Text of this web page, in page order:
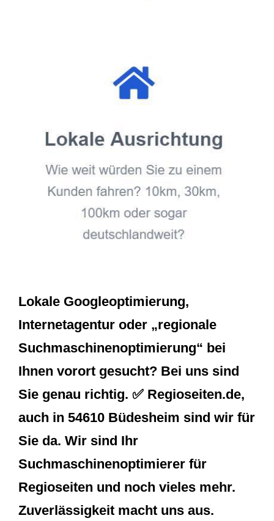
Lokale Googleoptimierung,
Internetagentur oder „regionale
Suchmaschinenoptimierung“ bei
Ihnen vorort gesucht? Bei uns sind
Sie genau richtig. ✅ Regioseiten.de,
auch in 54610 Büdesheim sind wir für
Sie da. Wir sind Ihr
Suchmaschinenoptimierer für
Regioseiten und noch vieles mehr.
Zuverlässigkeit macht uns aus.